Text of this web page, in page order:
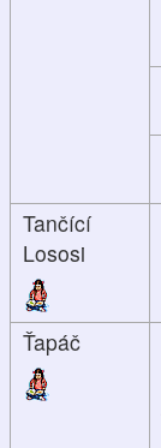
Tančící
Lososi
Ťapáč